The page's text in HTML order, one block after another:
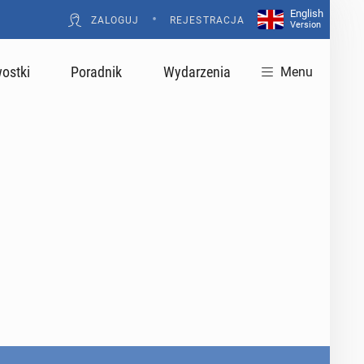
ZALOGUJ • REJESTRACJA
English
Version
Poradnik Wydarzenia Menu